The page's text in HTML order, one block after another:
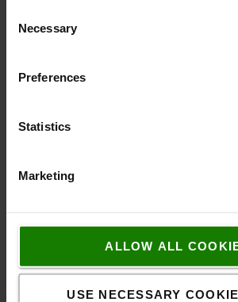
Selection
Necessary
Preferences
Statistics
Marketing
ALLOW ALL
USE NECESSARY
Vi gør vores bedste, for at svare